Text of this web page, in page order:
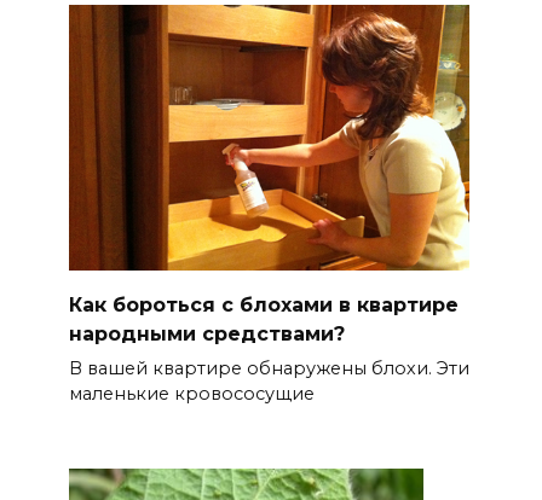
Как бороться с блохами в квартире
народными средствами?
В вашей квартире обнаружены блохи. Эти
маленькие кровососущие